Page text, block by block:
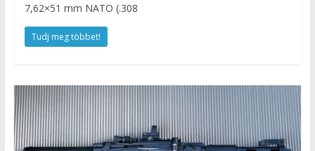
7,62×51 mm NATO (.308
Tudj meg többet!